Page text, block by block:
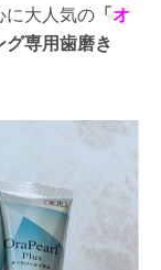
に大人気の 「オ
グ専用歯磨き